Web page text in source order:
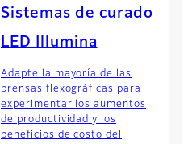
Sistemas de curado
LED Illumina
Adapte la mayoría de las
prensas flexográficas para
experimentar los aumentos
de productividad y los
beneficios de costo del